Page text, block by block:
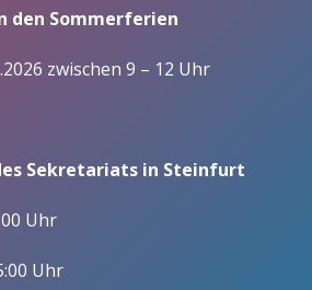
den Sommerferien
zwischen 9 – 12 Uhr
Sekretariats in Steinfurt
Uhr
Uhr